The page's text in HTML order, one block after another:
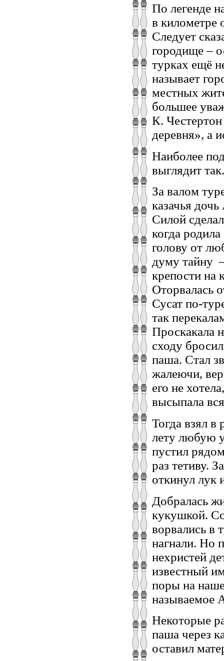
По легенде
в километре
Следует
городище –
турках ещё
называет
местных
большее
К. Честертон
деревня», а
Наиболее
выглядит так.
За валом
казачья
Силой
когда
голову от
думу тайну
крепости на
Оторвалась
Сусат по-
так
Проскакала
сходу
паша. Стал
жалеючи,
его не
высыпала
Тогда взял
лету любую
пустил
раз тетиву.
откинул лук
Добралась
кукушкой.
ворвались в
нагнали. Но
нехристей
известный
поры на
называемое
Некоторые
паша через
оставил